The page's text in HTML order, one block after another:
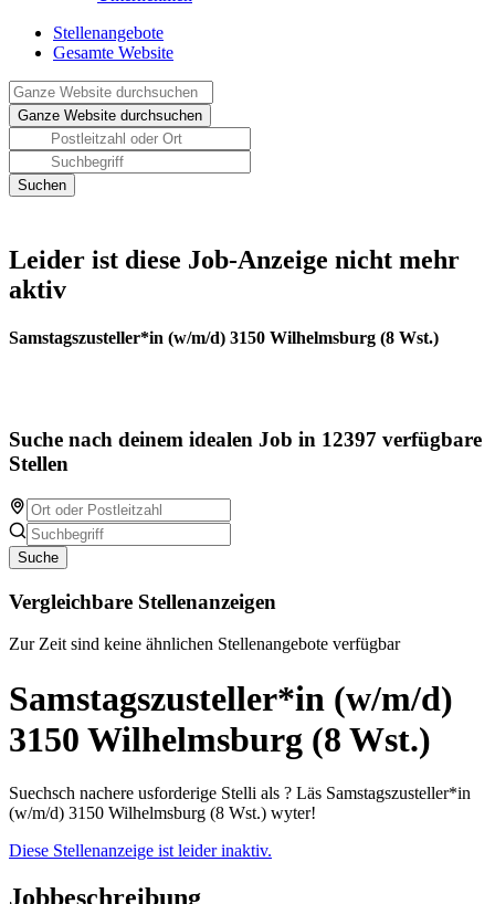
Stellenangebote
Gesamte Website
Leider ist diese Job-Anzeige nicht mehr
aktiv
Samstagszusteller*in (w/m/d) 3150 Wilhelmsburg (8 Wst.)
Suche nach deinem idealen Job in 12397 verfügbare
Stellen
Suche
Vergleichbare Stellenanzeigen
Zur Zeit sind keine ähnlichen Stellenangebote verfügbar
Samstagszusteller*in (w/m/d)
3150 Wilhelmsburg (8 Wst.)
Suechsch nachere usforderige Stelli als ? Läs Samstagszusteller*in
(w/m/d) 3150 Wilhelmsburg (8 Wst.) wyter!
Diese Stellenanzeige ist leider inaktiv.
Jobbeschreibung